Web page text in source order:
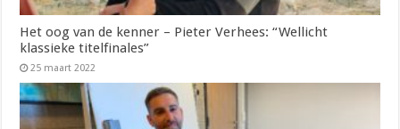
Het oog van de kenner – Pieter Verhees: “Wellicht
klassieke titelfinales”
25 maart 2022